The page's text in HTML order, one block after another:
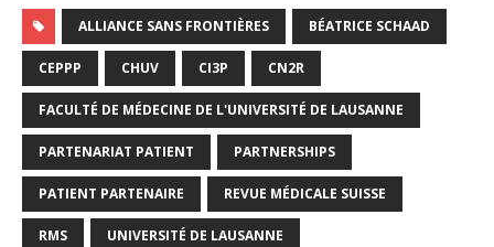
ALLIANCE SANS FRONTIÈRES BÉATRICE SCHAAD
CEPPP CHUV CI3P CN2R
FACULTÉ DE MÉDECINE DE L'UNIVERSITÉ DE LAUSANNE
PARTENARIAT PATIENT PARTNERSHIPS
PATIENT PARTENAIRE REVUE MÉDICALE SUISSE
RMS UNIVERSITÉ DE LAUSANNE